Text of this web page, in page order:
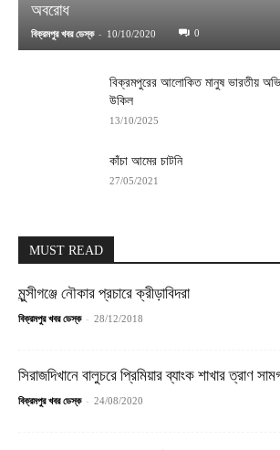
অবরোধ
বিক্রমপুর খবর ডেস্ক - 10/10/2020 0
বিক্রমপুরের আলোকিত মানুষ ভারতীয়
উকিল
13/10/2025
কাঁচা আমের চাটনি
27/05/2021
MUST READ
মুন্সীগঞ্জে নৌকার প্রচারে ক্রীড়াবিদরা
বিক্রমপুর খবর ডেস্ক - 28/12/2018
সিরাজদিখানে বালুচরে প্রিমিয়ার ব্যাংক শাখার ত্রাণ
বিক্রমপুর খবর ডেস্ক - 24/08/2020